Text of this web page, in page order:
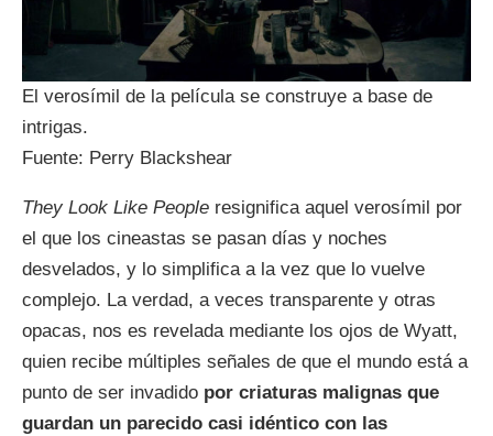
El verosímil de la película se construye a base de
intrigas.
Fuente: Perry Blackshear
They Look Like People resignifica aquel verosímil por
el que los cineastas se pasan días y noches
desvelados, y lo simplifica a la vez que lo vuelve
complejo. La verdad, a veces transparente y otras
opacas, nos es revelada mediante los ojos de Wyatt,
quien recibe múltiples señales de que el mundo está a
punto de ser invadido por criaturas malignas que
guardan un parecido casi idéntico con las